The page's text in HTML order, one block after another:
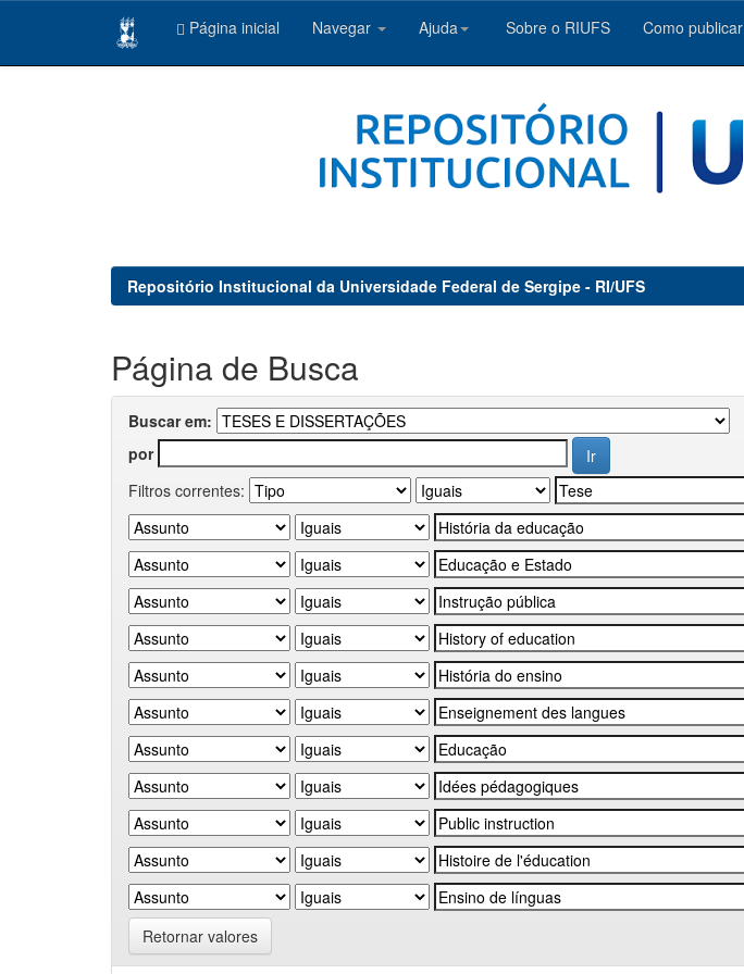
Página inicial Navegar Ajuda Sobre o RIUFS Como publicar
Repositório Institucional da Universidade Federal de Sergipe - RI/UFS
Página de Busca
Buscar em:
por
Filtros correntes:
Retornar valores